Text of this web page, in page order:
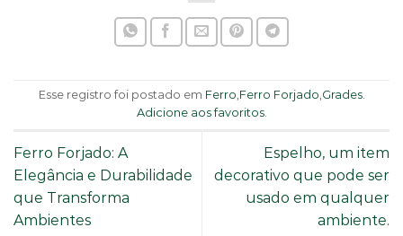
Esse registro foi postado em Ferro,Ferro Forjado,Grades.
Adicione aos favoritos.
Ferro Forjado: A
Elegância e Durabilidade
que Transforma
Ambientes
Espelho, um item
decorativo que pode ser
usado em qualquer
ambiente.